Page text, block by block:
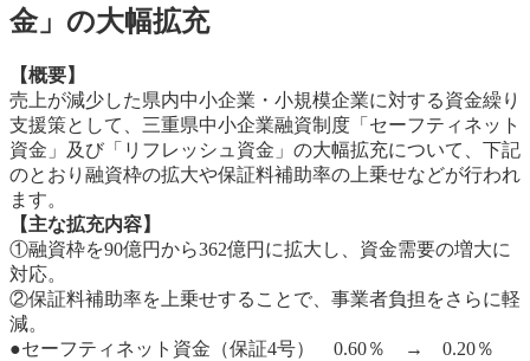
金」の大幅拡充
【概要】
売上が減少した県内中小企業・小規模企業に対する資金繰り
支援策として、三重県中小企業融資制度「セーフティネット
資金」及び「リフレッシュ資金」の大幅拡充について、下記
のとおり融資枠の拡大や保証料補助率の上乗せなどが行われ
ます。
【主な拡充内容】
①融資枠を90億円から362億円に拡大し、資金需要の増大に
対応。
②保証料補助率を上乗せすることで、事業者負担をさらに軽
減。
●セーフティネット資金（保証4号） 0.60％ → 0.20％